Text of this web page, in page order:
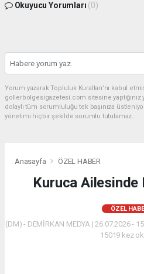
Okuyucu Yorumları (0)
Yorum yazarak Topluluk Kuralları’nı kabul
gollerbolgesigazetesi.com sitesine
dolaylı tüm sorumluluğu tek başınıza
yönetimi hiçbir şekilde sorumlu tutulamaz.
Anasayfa ÖZEL HABER
Kuruca Ailesinde
ÖZEL
(DM) - DEMİRKAN MEDYA | 26.07.2026 -
15019 kez